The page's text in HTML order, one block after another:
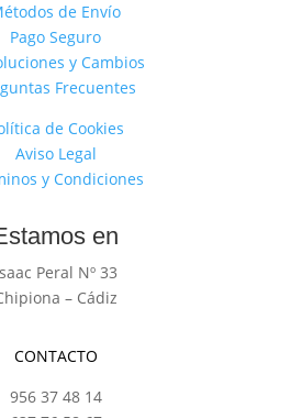
de Envío
Pago Seguro
y Cambios
Frecuentes
de Cookies
Aviso Legal
y Condiciones
en
Peral Nº 33
– Cádiz
CONTACTO
956 37 48 14